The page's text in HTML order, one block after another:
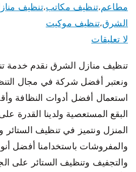
مطاعم،تنظيف مكاتب،تنظيف
الشرق،تنظيف موكيت
لا تعليقات
تنظيف منازل الشرق نقدم خدمة
ونعتبر أفضل شركة في مجال
استعمال أفضل أدوات النظافة
البقع المستعصية ولدينا القدرة
المنزل ونتميز في تنظيف الستائر
والمفروشات باستخدامنا أفضل
والتجفيف وتنظيف الستائر على